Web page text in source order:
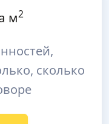
м2
сколько